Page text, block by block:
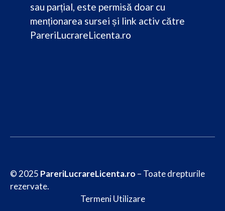
sau parțial, este permisă doar cu
menționarea sursei și link activ către
PareriLucrareLicenta.ro
© 2025 PareriLucrareLicenta.ro – Toate drepturile
rezervate.
Termeni Utilizare